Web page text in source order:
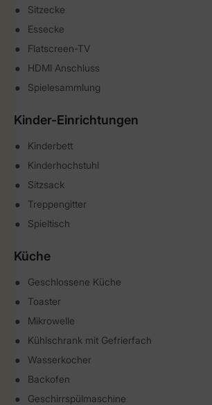
Sitzecke
Essecke
Flatscreen-TV
HDMI Anschluss
Spielesammlung
Kinder-Einrichtungen
Kinderbett
Kinderhochstuhl
Sitzsack
Treppengitter
Spieltisch
Küche
Geschlossene Küche
Toaster
Mikrowelle
Kühlschrank mit Gefrierfach
Wasserkocher
Backofen
Geschirrspülmaschine